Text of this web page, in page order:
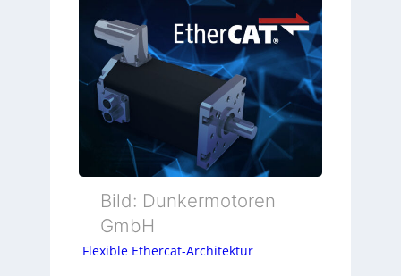
Bild: Dunkermotoren
GmbH
Flexible Ethercat-Architektur